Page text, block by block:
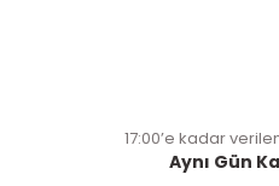
17:00’e kadar
Aynı Gün